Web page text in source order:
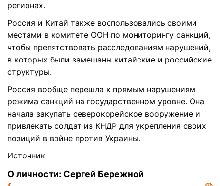
регионах.
Россия и Китай также воспользовались своими
местами в комитете ООН по мониторингу санкций,
чтобы препятствовать расследованиям нарушений,
в которых были замешаны китайские и российские
структуры.
Россия вообще перешла к прямым нарушениям
режима санкций на государственном уровне. Она
начала закупать северокорейское вооружение и
привлекать солдат из КНДР для укрепления своих
позиций в войне против Украины.
Источник
О личности: Сергей Бережной